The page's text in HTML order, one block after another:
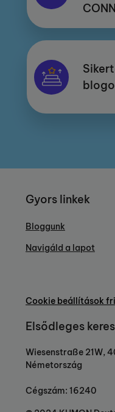
Gyors linkek
Bloggunk
Navigáld a lapot
Cookie beállítások
Elsődleges
Wiesenstraße 21W,
Németország
Cégszám: 16240